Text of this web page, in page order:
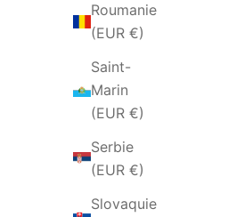
Roumanie
(EUR €)
Saint-
Marin
(EUR €)
Serbie
(EUR €)
Slovaquie